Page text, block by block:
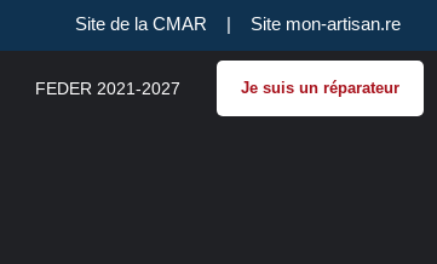
Site de la CMAR | Site mon-artisan.re
FEDER 2021-2027 Je suis un réparateur